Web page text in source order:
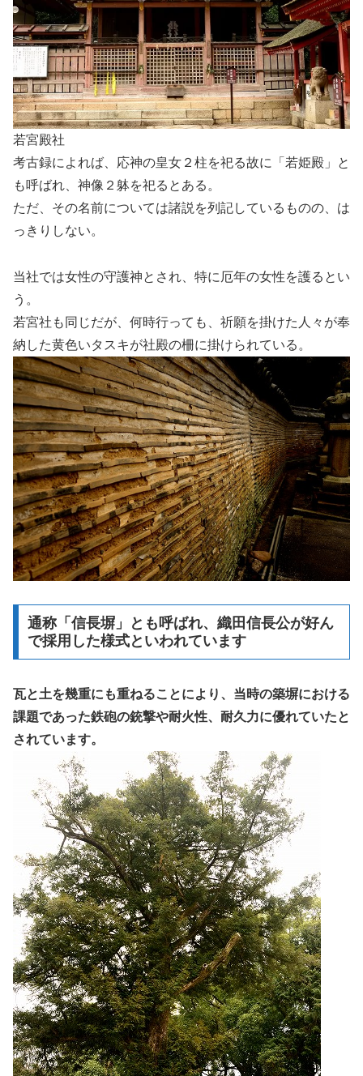
若宮殿社
考古録によれば、応神の皇女２柱を祀る故に「若姫殿」と
も呼ばれ、神像２躰を祀るとある。
ただ、その名前については諸説を列記しているものの、は
っきりしない。
当社では女性の守護神とされ、特に厄年の女性を護るとい
う。
若宮社も同じだが、何時行っても、祈願を掛けた人々が奉
納した黄色いタスキが社殿の柵に掛けられている。
通称「信長塀」とも呼ばれ、織田信長公が好ん
で採用した様式といわれています
瓦と土を幾重にも重ねることにより、当時の築塀における
課題であった鉄砲の銃撃や耐火性、耐久力に優れていたと
されています。